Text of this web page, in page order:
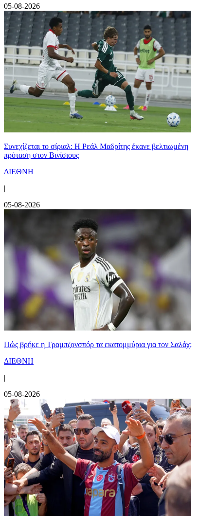
05-08-2026
Συνεχίζεται το σίριαλ: Η Ρεάλ Μαδρίτης έκανε βελτιωμένη
πρόταση στον Βινίσιους
ΔΙΕΘΝΗ
|
05-08-2026
Πώς βρήκε η Τραμπζονσπόρ τα εκατομμύρια για τον Σαλάχ;
ΔΙΕΘΝΗ
|
05-08-2026